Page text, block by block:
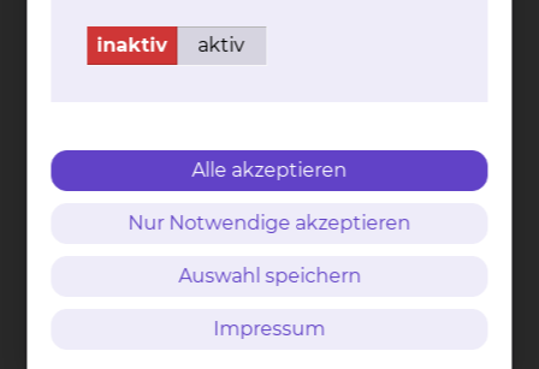
Angaben zum Patienten
Straße und Hausnummer
inaktiv aktiv
Alle akzeptieren
Nur Notwendige akzeptieren
Auswahl speichern
Impressum